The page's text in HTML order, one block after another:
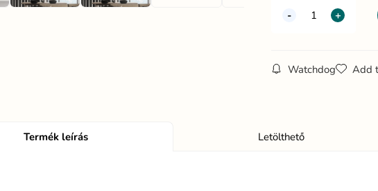
Watchdog Add
Termék leírás Letölthető